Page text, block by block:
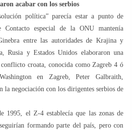
acabar con los serbios
política” parecía estar a punto de
Contacto especial de la ONU mantenía
entre las autoridades de Krajina y
Rusia y Estados Unidos elaboraron una
croata, conocida como Zagreb 4 ó
en Zagreb, Peter Galbraith,
la negociación con los dirigentes serbios de
1995, el Z-4 establecía que las zonas de
formando parte del país, pero con